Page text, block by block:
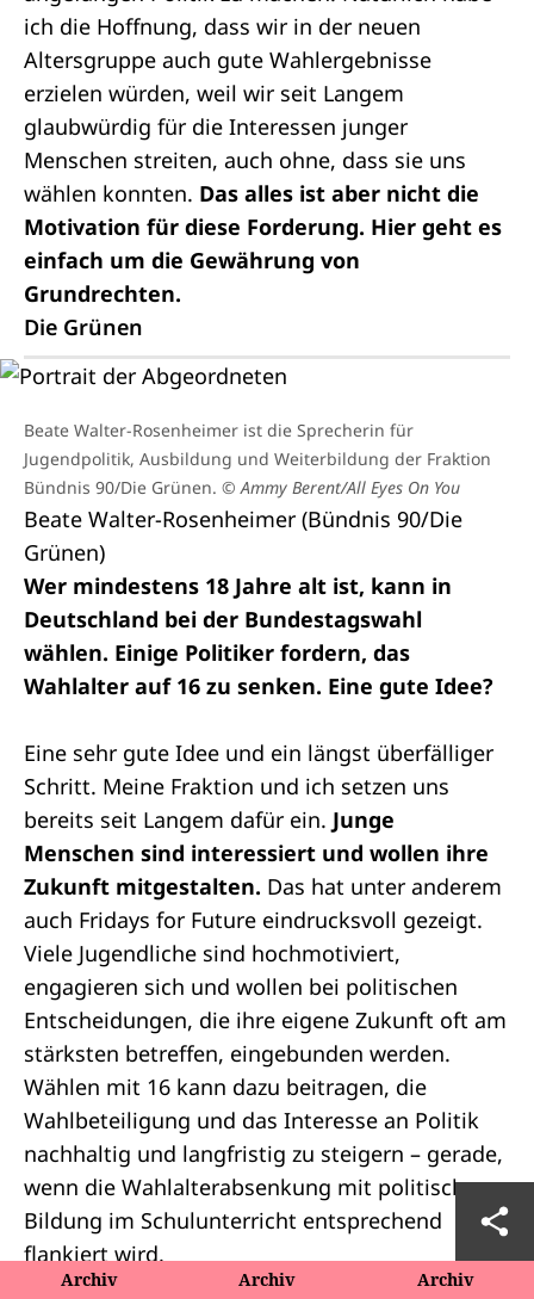
ich die Hoffnung, dass wir in der neuen
Altersgruppe auch gute Wahlergebnisse
erzielen würden, weil wir seit Langem
glaubwürdig für die Interessen junger
Menschen streiten, auch ohne, dass sie uns
wählen konnten. Das alles ist aber nicht die
Motivation für diese Forderung. Hier geht es
einfach um die Gewährung von
Grundrechten.
Die Grünen
Beate Walter-Rosenheimer ist die Sprecherin für
Jugendpolitik, Ausbildung und Weiterbildung der Fraktion
Bündnis 90/Die Grünen. © Ammy Berent/All Eyes On You
Beate Walter-Rosenheimer (Bündnis 90/Die
Grünen)
Wer mindestens 18 Jahre alt ist, kann in
Deutschland bei der Bundestagswahl
wählen. Einige Politiker fordern, das
Wahlalter auf 16 zu senken. Eine gute Idee?
Eine sehr gute Idee und ein längst überfälliger
Schritt. Meine Fraktion und ich setzen uns
bereits seit Langem dafür ein. Junge
Menschen sind interessiert und wollen ihre
Zukunft mitgestalten. Das hat unter anderem
auch Fridays for Future eindrucksvoll gezeigt.
Viele Jugendliche sind hochmotiviert,
engagieren sich und wollen bei politischen
Entscheidungen, die ihre eigene Zukunft oft am
stärksten betreffen, eingebunden werden.
Wählen mit 16 kann dazu beitragen, die
Wahlbeteiligung und das Interesse an Politik
nachhaltig und langfristig zu steigern – gerade,
wenn die Wahlalterabsenkung mit politischer
Bildung im Schulunterricht entsprechend
flankiert wird.
Heute leben in Deutschland viele ältere und
Archiv Archiv Archiv